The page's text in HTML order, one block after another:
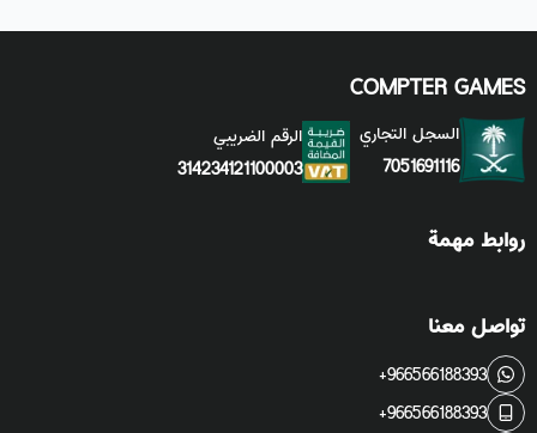
COMPTER GAMES
السجل التجاري
7051691116
الرقم الضريبي
314234121100003
روابط مهمة
تواصل معنا
+966566188393
+966566188393